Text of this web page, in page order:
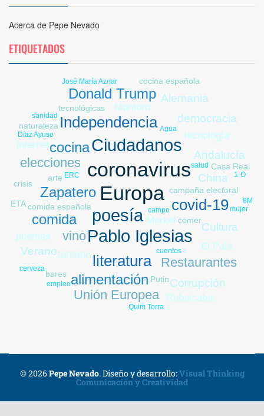
Acerca de Pepe Nevado
ETIQUETADOS
Europa
coronavirus
poesía
Ciudadanos
Pablo Iglesias
covid-19
literatura
Independencia
Zapatero
alimentación
cocina
Donald Trump
comida
elecciones
Restaurantes
vino
Unión Europea
Andalucía
Cultura
democracia
China
Verano
Alemania
Corrupción
tecnología
internet
El País
turismo
Merkel
Montoro
poemas
Rubalcaba
arte
bares
Casa Real
comida española
tecnológicas
campaña electoral
crisis
naturaleza
cocina española
ETA
comer
Putin
cuentos
empleo
ERC
José María Aznar
mujer
Quim Torra
salud
Díaz Ayuso
sanidad
1-O
8M
Agua
campo
cerveza
© 2026Pepe Nevado.Diseño y desarrollo:Visual Thinking
Comunicación y Creatividad